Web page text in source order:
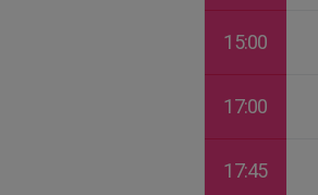
15:00
17:00
17:45